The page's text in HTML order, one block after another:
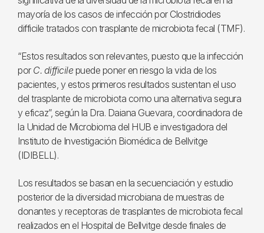
mayoría de los casos de infección por Clostridiodes
difficile tratados con trasplante de microbiota fecal (TMF).
“Estos resultados son relevantes, puesto que la infección
porC. difficile puede poner en riesgo la vida de los
pacientes, y estos primeros resultados sustentan el uso
del trasplante de microbiota como una alternativa segura
y eficaz”, según la Dra. Daiana Guevara, coordinadora de
la Unidad de Microbioma del HUB e investigadora del
Instituto de Investigación Biomédica de Bellvitge
(IDIBELL).
Los resultados se basan en la secuenciación y estudio
posterior de la diversidad microbiana de muestras de
donantes y receptoras de trasplantes de microbiota fecal
realizados en el Hospital de Bellvitge desde finales de